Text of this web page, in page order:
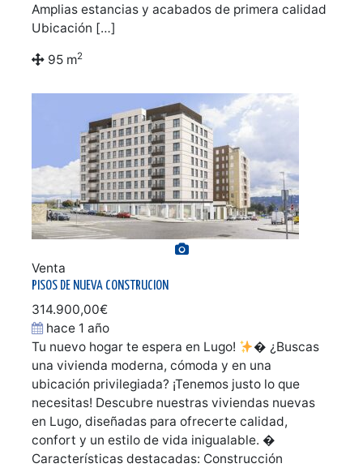
Amplias estancias y acabados de primera calidad
Ubicación […]
95 m2
Ver galería de fotos
Venta
PISOS DE NUEVA CONSTRUCION
314.900,00€
hace 1 año
Tu nuevo hogar te espera en Lugo!
� ¿Buscas
una vivienda moderna, cómoda y en una
ubicación privilegiada? ¡Tenemos justo lo que
necesitas! Descubre nuestras viviendas nuevas
en Lugo, diseñadas para ofrecerte calidad,
confort y un estilo de vida inigualable. �
Características destacadas: Construcción